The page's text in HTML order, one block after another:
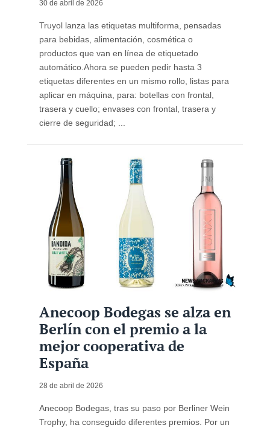
30 de abril de 2026
Truyol lanza las etiquetas multiforma, pensadas
para bebidas, alimentación, cosmética o
productos que van en línea de etiquetado
automático. ​Ahora se pueden pedir hasta 3
etiquetas diferentes en un mismo rollo, listas para
aplicar en máquina, para: botellas con frontal,
trasera y cuello; envases con frontal, trasera y
cierre de seguridad; ...
Anecoop Bodegas se alza en
Berlín con el premio a la
mejor cooperativa de
España
28 de abril de 2026
Anecoop Bodegas, tras su paso por Berliner Wein
Trophy, ha conseguido diferentes premios. Por un